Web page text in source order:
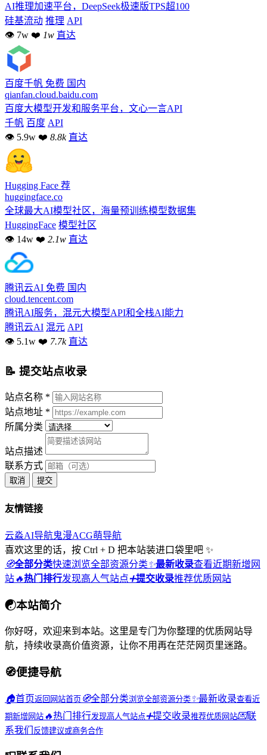
AI推理加速平台，DeepSeek极速版TPS超100
硅基流动 推理 API
👁 7w ❤ 1w 直达
百度千帆 免费 国内
qianfan.cloud.baidu.com
百度大模型开发和服务平台，文心一言API
千帆 百度 API
👁 5.9w ❤ 8.8k 直达
Hugging Face 荐
huggingface.co
全球最大AI模型社区，海量预训练模型数据集
HuggingFace 模型社区
👁 14w ❤ 2.1w 直达
腾讯云AI 免费 国内
cloud.tencent.com
腾讯AI服务，混元大模型API和全栈AI能力
腾讯云AI 混元 API
👁 5.1w ❤ 7.7k 直达
📝 提交站点收录
站点名称 *
站点地址 *
所属分类
站点描述
联系方式
取消 提交
友情链接
云淼AI导航鬼漫ACG萌导航
喜欢这里的话，按 Ctrl + D 把本站装进口袋里吧 ✨
🧭全部分类快速浏览全部资源分类✨最新收录查看近期新增网
站🔥热门排行发现高人气站点➕提交收录推荐优质网站
☯本站简介
你好呀，欢迎来到本站。这里是专门为你整理的优质网站导
航，持续收录高价值资源，让你不用再在茫茫网页里迷路。
🧭便捷导航
🏠首页返回网站首页 🧭全部分类浏览全部资源分类✨最新收录查看近
期新增网站 🔥热门排行发现高人气站点➕提交收录推荐优质网站💌联
系我们 反馈建议或商务合作